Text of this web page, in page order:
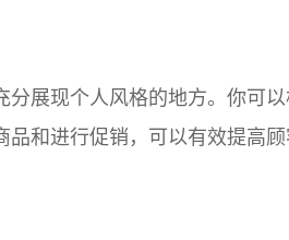
分展现个人风格的地方。你可
品和进行促销，可以有效提高顾